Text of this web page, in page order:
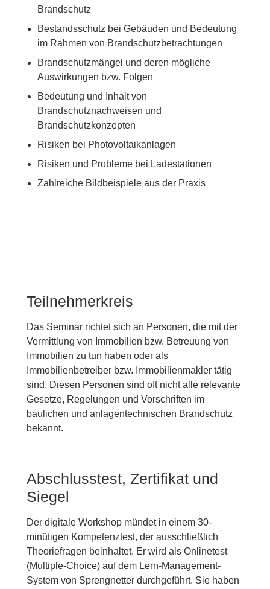
Brandschutz
Bestandsschutz bei Gebäuden und Bedeutung
im Rahmen von Brandschutzbetrachtungen
Brandschutzmängel und deren mögliche
Auswirkungen bzw. Folgen
Bedeutung und Inhalt von
Brandschutznachweisen und
Brandschutzkonzepten
Risiken bei Photovoltaikanlagen
Risiken und Probleme bei Ladestationen
Zahlreiche Bildbeispiele aus der Praxis
Teilnehmerkreis
Das Seminar richtet sich an Personen, die mit der
Vermittlung von Immobilien bzw. Betreuung von
Immobilien zu tun haben oder als
Immobilienbetreiber bzw. Immobilienmakler tätig
sind. Diesen Personen sind oft nicht alle relevante
Gesetze, Regelungen und Vorschriften im
baulichen und anlagentechnischen Brandschutz
bekannt.
Abschlusstest, Zertifikat und
Siegel
Der digitale Workshop mündet in einem 30-
minütigen Kompetenztest, der ausschließlich
Theoriefragen beinhaltet. Er wird als Onlinetest
(Multiple-Choice) auf dem Lern-Management-
System von Sprengnetter durchgeführt. Sie haben